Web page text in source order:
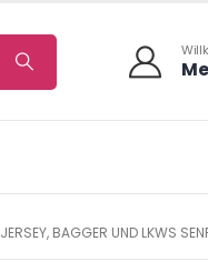
JERSEY, BAGGER UND LKWS